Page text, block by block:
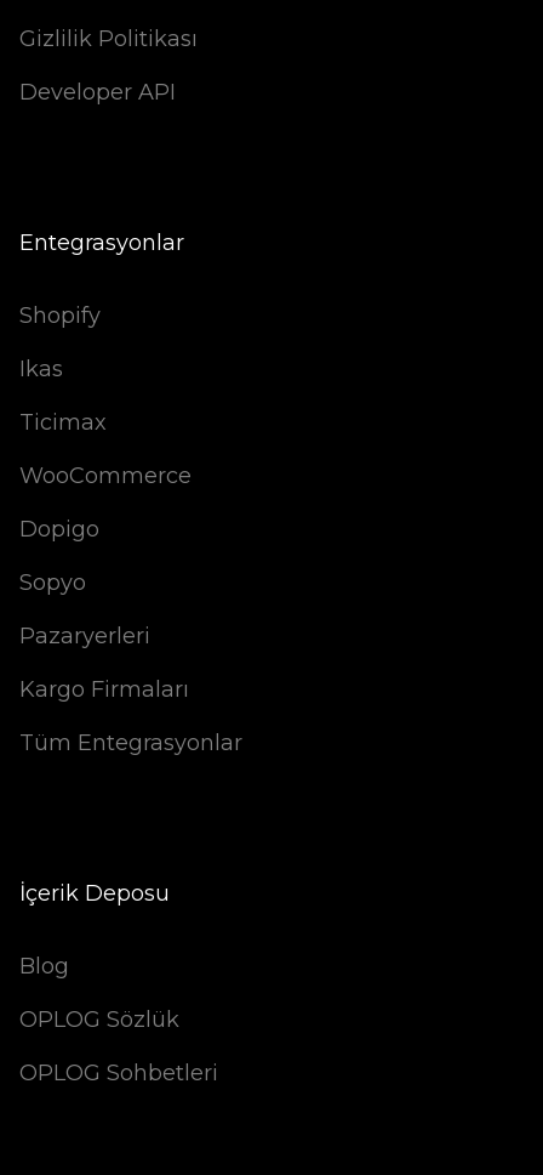
Gizlilik Politikası
Developer API
Entegrasyonlar
Shopify
Ikas
Ticimax
WooCommerce
Dopigo
Sopyo
Pazaryerleri
Kargo Firmaları
Tüm Entegrasyonlar
İçerik Deposu
Blog
OPLOG Sözlük
OPLOG Sohbetleri